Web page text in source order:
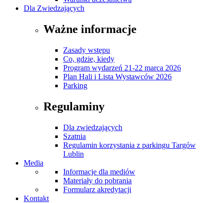
Dla Zwiedzających
Ważne informacje
Zasady wstępu
Co, gdzie, kiedy
Program wydarzeń 21-22 marca 2026
Plan Hali i Lista Wystawców 2026
Parking
Regulaminy
Dla zwiedzających
Szatnia
Regulamin korzystania z parkingu Targów
Lublin
Media
Informacje dla mediów
Materiały do pobrania
Formularz akredytacji
Kontakt